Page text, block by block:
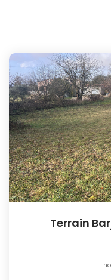
Terrain